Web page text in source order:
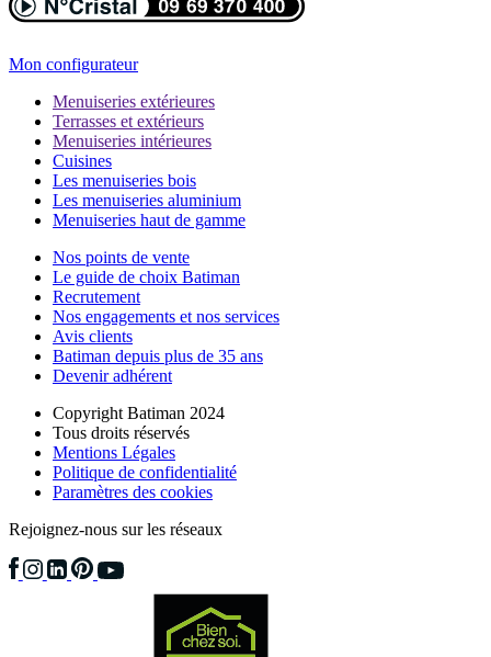
Mon configurateur
Menuiseries extérieures
Terrasses et extérieurs
Menuiseries intérieures
Cuisines
Les menuiseries bois
Les menuiseries aluminium
Menuiseries haut de gamme
Nos points de vente
Le guide de choix Batiman
Recrutement
Nos engagements et nos services
Avis clients
Batiman depuis plus de 35 ans
Devenir adhérent
Copyright Batiman 2024
Tous droits réservés
Mentions Légales
Politique de confidentialité
Paramètres des cookies
Rejoignez-nous sur les réseaux